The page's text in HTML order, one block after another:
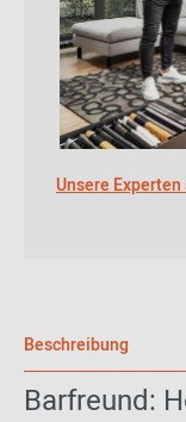
Unsere
Beschreibung
Barfreund: